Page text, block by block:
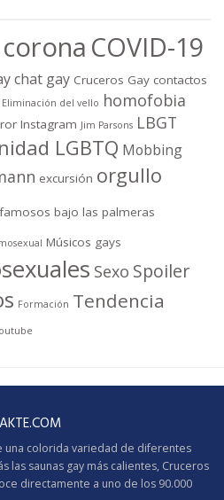
corona COVID-19
chat gay Cruceros Gay contactos
Eliminación del vello homofobia
Instagram Jim Parsons LBGT
LGBTQ Mobbing
excursión orgullo
famosos bajo las palmeras
Músicos gays
Sexo Spoiler
Formación Tendencia
una colorida variedad de diferentes
las saunas gay más calientes, Cruceros
directamente a uno de los 90.000